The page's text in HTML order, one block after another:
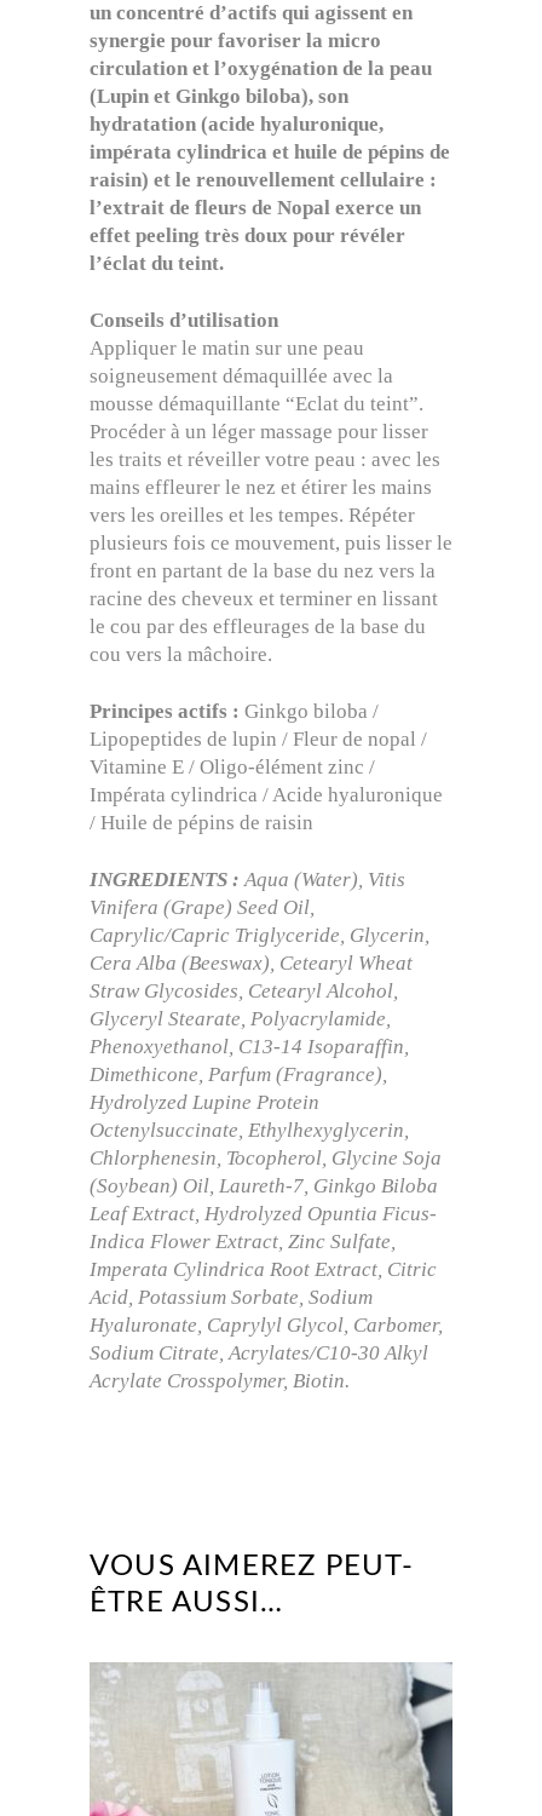
un concentré d’actifs qui agissent en
synergie pour favoriser la micro
circulation et l’oxygénation de la peau
(Lupin et Ginkgo biloba), son
hydratation (acide hyaluronique,
impérata cylindrica et huile de pépins de
raisin) et le renouvellement cellulaire :
l’extrait de fleurs de Nopal exerce un
effet peeling très doux pour révéler
l’éclat du teint.
Conseils d’utilisation
Appliquer le matin sur une peau
soigneusement démaquillée avec la
mousse démaquillante “Eclat du teint”.
Procéder à un léger massage pour lisser
les traits et réveiller votre peau : avec les
mains effleurer le nez et étirer les mains
vers les oreilles et les tempes. Répéter
plusieurs fois ce mouvement, puis lisser le
front en partant de la base du nez vers la
racine des cheveux et terminer en lissant
le cou par des effleurages de la base du
cou vers la mâchoire.
Principes actifs : Ginkgo biloba /
Lipopeptides de lupin / Fleur de nopal /
Vitamine E / Oligo-élément zinc /
Impérata cylindrica / Acide hyaluronique
/ Huile de pépins de raisin
INGREDIENTS : Aqua (Water), Vitis
Vinifera (Grape) Seed Oil,
Caprylic/Capric Triglyceride, Glycerin,
Cera Alba (Beeswax), Cetearyl Wheat
Straw Glycosides, Cetearyl Alcohol,
Glyceryl Stearate, Polyacrylamide,
Phenoxyethanol, C13-14 Isoparaffin,
Dimethicone, Parfum (Fragrance),
Hydrolyzed Lupine Protein
Octenylsuccinate, Ethylhexyglycerin,
Chlorphenesin, Tocopherol, Glycine Soja
(Soybean) Oil, Laureth-7, Ginkgo Biloba
Leaf Extract, Hydrolyzed Opuntia Ficus-
Indica Flower Extract, Zinc Sulfate,
Imperata Cylindrica Root Extract, Citric
Acid, Potassium Sorbate, Sodium
Hyaluronate, Caprylyl Glycol, Carbomer,
Sodium Citrate, Acrylates/C10-30 Alkyl
Acrylate Crosspolymer, Biotin.
VOUS AIMEREZ PEUT-
ÊTRE AUSSI…